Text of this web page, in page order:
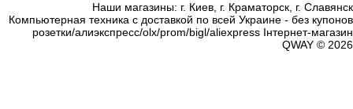
Наши магазины: г. Киев, г. Краматорск, г. Славянск
Компьютерная техника с доставкой по всей Украине - без купонов
розетки/алиэкспресс/olx/prom/bigl/aliexpress Інтернет-магазин
QWAY © 2026